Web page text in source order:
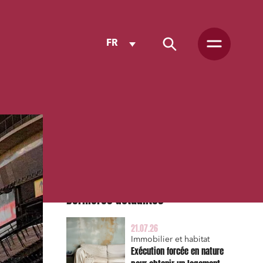
FR
Dernières actualités
21.07.26
Immobilier et habitat
Exécution forcée en nature